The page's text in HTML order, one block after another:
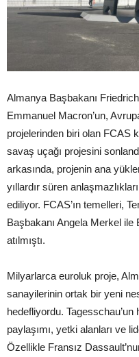
Almanya Başbakanı
Emmanuel Macron’un,
projelerinden biri olan FCAS
savaş uçağı projesini
arkasında, projenin ana
yıllardır süren
ediliyor. FCAS’ın temelleri,
Başbakanı Angela Merkel
atılmıştı.
Milyarlarca euroluk proje,
sanayilerinin ortak bir yeni
hedefliyordu.
paylaşımı, yetki alanları ve
Özellikle Fransız